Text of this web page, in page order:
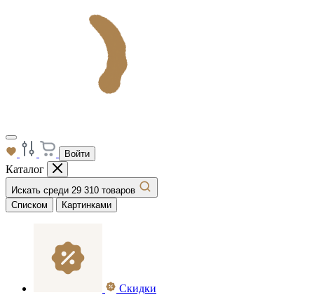
Войти
Каталог
Искать среди 29 310 товаров
Списком
Картинками
Скидки